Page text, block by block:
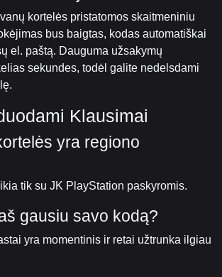
kortelės pristatomos skaitmeniniu
bus baigtas, kodas automatiškai
el. paštą. Dauguma užsakymų
sekundes, todėl galite nedelsdami
Klausimai
yra regiono
tik su JK PlayStation paskyromis.
gausiu savo kodą?
yra momentinis ir retai užtrunka ilgiau